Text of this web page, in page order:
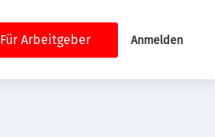
Für Arbeitgeber Anmelden